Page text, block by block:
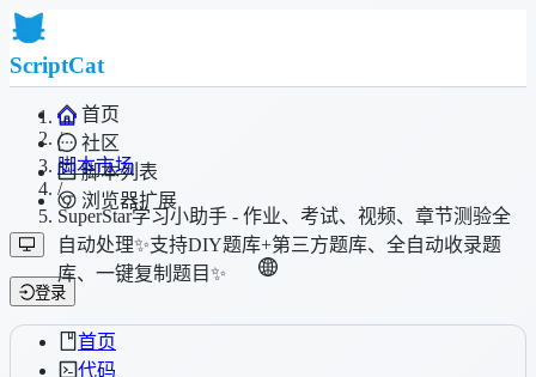
ScriptCat
首页
社区
脚本列表
浏览器扩展
登录
/
脚本市场
/
SuperStar学习小助手 - 作业、考试、视频、章节测验全
自动处理✨支持DIY题库+第三方题库、全自动收录题
库、一键复制题目✨
首页
代码